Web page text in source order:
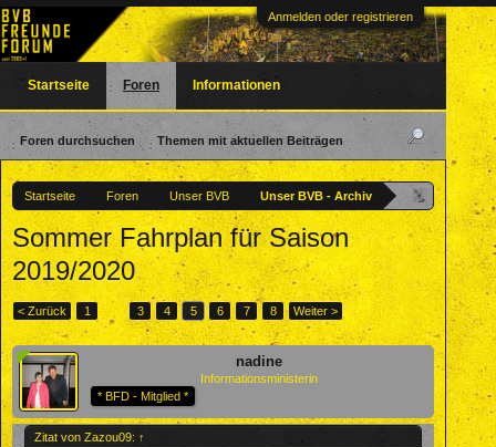
Anmelden oder registrieren
Startseite Foren Unser BVB Unser BVB - Archiv
Sommer Fahrplan für Saison
2019/2020
< Zurück 1 ← 3 4 5 6 7 8 Weiter >
nadine
Informationsministerin
* BFD - Mitglied *
Zitat von Zazou09: ↑
Startseite Foren
Foren durchsuchen Themen mit aktuellen Beiträgen
Informationen